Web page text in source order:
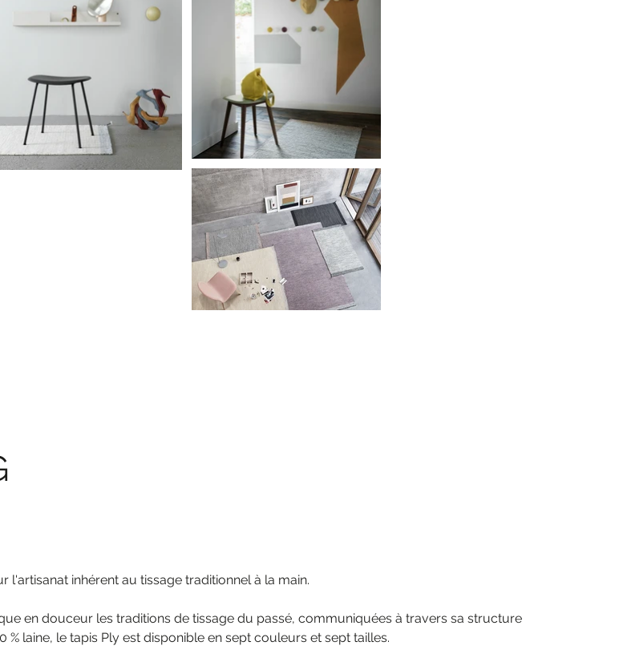
inhérent au tissage traditionnel à la main.
en douceur les traditions de tissage du passé, communiquées à travers sa structure
laine, le tapis Ply est disponible en sept couleurs et sept tailles.